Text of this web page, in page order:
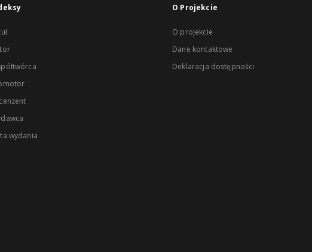
wydania
O Projekcie
O projekcie
Dane kontaktowe
Deklaracja dostępności